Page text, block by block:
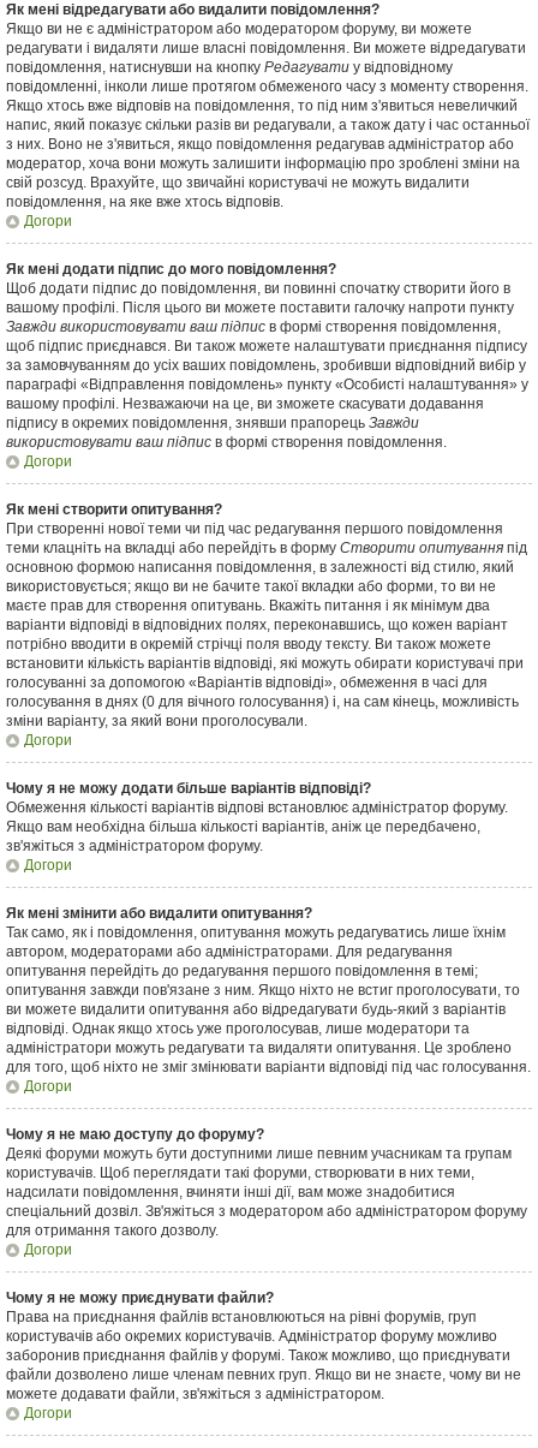
Як мені відредагувати або видалити повідомлення?
Якщо ви не є адміністратором або модератором форуму, ви можете
редагувати і видаляти лише власні повідомлення. Ви можете відредагувати
повідомлення, натиснувши на кнопку Редагувати у відповідному
повідомленні, інколи лише протягом обмеженого часу з моменту створення.
Якщо хтось вже відповів на повідомлення, то під ним з'явиться невеличкий
напис, який показує скільки разів ви редагували, а також дату і час останньої
з них. Воно не з'явиться, якщо повідомлення редагував адміністратор або
модератор, хоча вони можуть залишити інформацію про зроблені зміни на
свій розсуд. Врахуйте, що звичайні користувачі не можуть видалити
повідомлення, на яке вже хтось відповів.
Догори
Як мені додати підпис до мого повідомлення?
Щоб додати підпис до повідомлення, ви повинні спочатку створити його в
вашому профілі. Після цього ви можете поставити галочку напроти пункту
Завжди використовувати ваш підпис в формі створення повідомлення,
щоб підпис приєднався. Ви також можете налаштувати приєднання підпису
за замовчуванням до усіх ваших повідомлень, зробивши відповідний вибір у
параграфі «Відправлення повідомлень» пункту «Особисті налаштування» у
вашому профілі. Незважаючи на це, ви зможете скасувати додавання
підпису в окремих повідомлення, знявши прапорець Завжди
використовувати ваш підпис в формі створення повідомлення.
Догори
Як мені створити опитування?
При створенні нової теми чи під час редагування першого повідомлення
теми клацніть на вкладці або перейдіть в форму Створити опитування під
основною формою написання повідомлення, в залежності від стилю, який
використовується; якщо ви не бачите такої вкладки або форми, то ви не
маєте прав для створення опитувань. Вкажіть питання і як мінімум два
варіанти відповіді в відповідних полях, переконавшись, що кожен варіант
потрібно вводити в окремій стрічці поля вводу тексту. Ви також можете
встановити кількість варіантів відповіді, які можуть обирати користувачі при
голосуванні за допомогою «Варіантів відповіді», обмеження в часі для
голосування в днях (0 для вічного голосування) і, на сам кінець, можливість
зміни варіанту, за який вони проголосували.
Догори
Чому я не можу додати більше варіантів відповіді?
Обмеження кількості варіантів відпові встановлює адміністратор форуму.
Якщо вам необхідна більша кількості варіантів, аніж це передбачено,
зв'яжіться з адміністратором форуму.
Догори
Як мені змінити або видалити опитування?
Так само, як і повідомлення, опитування можуть редагуватись лише їхнім
автором, модераторами або адміністраторами. Для редагування
опитування перейдіть до редагування першого повідомлення в темі;
опитування завжди пов'язане з ним. Якщо ніхто не встиг проголосувати, то
ви можете видалити опитування або відредагувати будь-який з варіантів
відповіді. Однак якщо хтось уже проголосував, лише модератори та
адміністратори можуть редагувати та видаляти опитування. Це зроблено
для того, щоб ніхто не зміг змінювати варіанти відповіді під час голосування.
Догори
Чому я не маю доступу до форуму?
Деякі форуми можуть бути доступними лише певним учасникам та групам
користувачів. Щоб переглядати такі форуми, створювати в них теми,
надсилати повідомлення, вчиняти інші дії, вам може знадобитися
спеціальний дозвіл. Зв'яжіться з модератором або адміністратором форуму
для отримання такого дозволу.
Догори
Чому я не можу приєднувати файли?
Права на приєднання файлів встановлюються на рівні форумів, груп
користувачів або окремих користувачів. Адміністратор форуму можливо
заборонив приєднання файлів у форумі. Також можливо, що приєднувати
файли дозволено лише членам певних груп. Якщо ви не знаєте, чому ви не
можете додавати файли, зв'яжіться з адміністратором.
Догори